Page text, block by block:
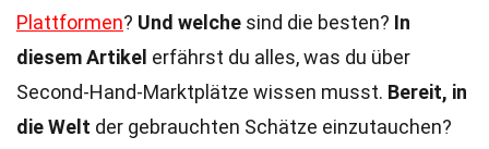
Plattformen? Und welche sind die besten? In
diesem Artikel erfährst du alles, was du über
Second-Hand-Marktplätze wissen musst. Bereit, in
die Welt der gebrauchten Schätze einzutauchen?